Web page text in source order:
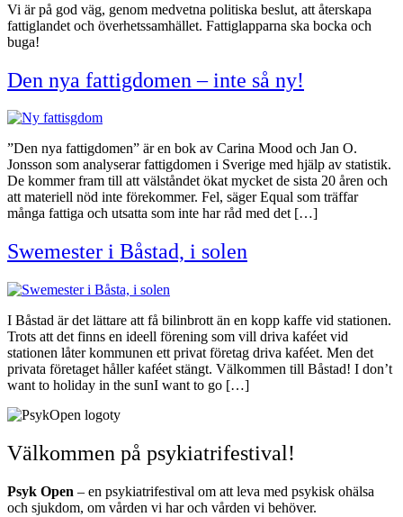
Vi är på god väg, genom medvetna politiska beslut, att återskapa
fattiglandet och överhetssamhället. Fattiglapparna ska bocka och
buga!
Den nya fattigdomen – inte så ny!
”Den nya fattigdomen” är en bok av Carina Mood och Jan O.
Jonsson som analyserar fattigdomen i Sverige med hjälp av statistik.
De kommer fram till att välståndet ökat mycket de sista 20 åren och
att materiell nöd inte förekommer. Fel, säger Equal som träffar
många fattiga och utsatta som inte har råd med det […]
Swemester i Båstad, i solen
I Båstad är det lättare att få bilinbrott än en kopp kaffe vid stationen.
Trots att det finns en ideell förening som vill driva kaféet vid
stationen låter kommunen ett privat företag driva kaféet. Men det
privata företaget håller kaféet stängt. Välkommen till Båstad! I don’t
want to holiday in the sunI want to go […]
Välkommen på psykiatrifestival!
Psyk Open – en psykiatrifestival om att leva med psykisk ohälsa
och sjukdom, om vården vi har och vården vi behöver.